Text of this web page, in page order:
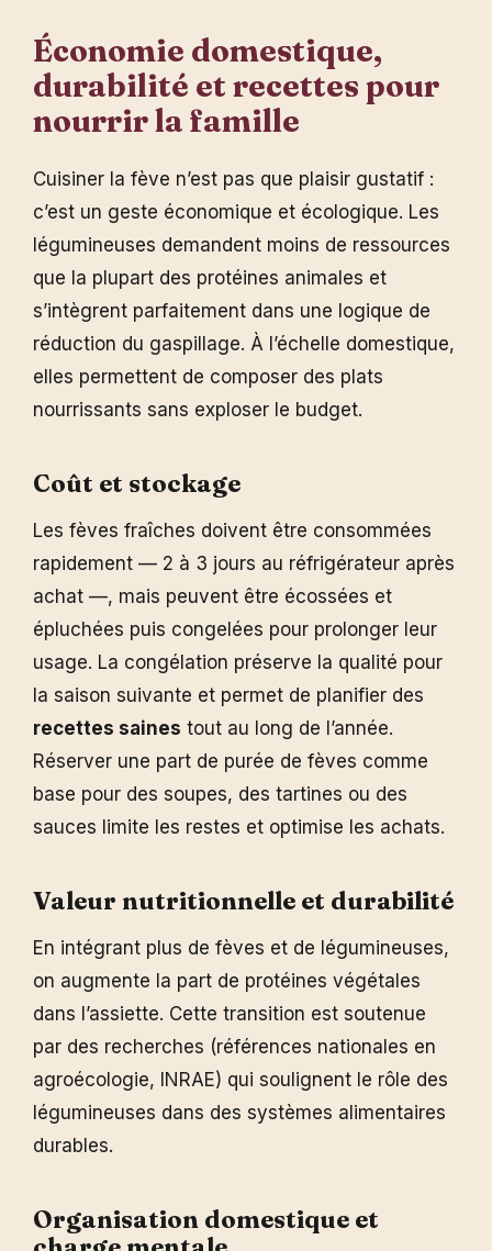
Économie domestique,
durabilité et recettes pour
nourrir la famille
Cuisiner la fève n’est pas que plaisir gustatif :
c’est un geste économique et écologique. Les
légumineuses demandent moins de ressources
que la plupart des protéines animales et
s’intègrent parfaitement dans une logique de
réduction du gaspillage. À l’échelle domestique,
elles permettent de composer des plats
nourrissants sans exploser le budget.
Coût et stockage
Les fèves fraîches doivent être consommées
rapidement — 2 à 3 jours au réfrigérateur après
achat —, mais peuvent être écossées et
épluchées puis congelées pour prolonger leur
usage. La congélation préserve la qualité pour
la saison suivante et permet de planifier des
recettes saines tout au long de l’année.
Réserver une part de purée de fèves comme
base pour des soupes, des tartines ou des
sauces limite les restes et optimise les achats.
Valeur nutritionnelle et durabilité
En intégrant plus de fèves et de légumineuses,
on augmente la part de protéines végétales
dans l’assiette. Cette transition est soutenue
par des recherches (références nationales en
agroécologie, INRAE) qui soulignent le rôle des
légumineuses dans des systèmes alimentaires
durables.
Organisation domestique et